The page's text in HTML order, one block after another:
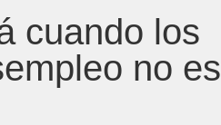
cuando los
no es